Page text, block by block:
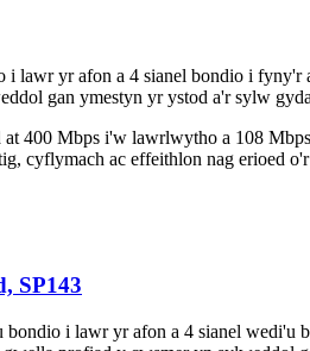
lawr yr afon a 4 sianel bondio i
gan ymestyn yr ystod a'r sylw
400 Mbps i'w lawrlwytho a 108
cyflymach ac effeithlon nag erioed o'r
SP143
i lawr yr afon a 4 sianel